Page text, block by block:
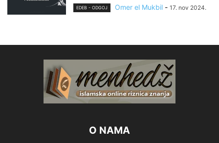
EDEB - ODGOJ Omer el Mukbil - 17. nov 2024.
O NAMA